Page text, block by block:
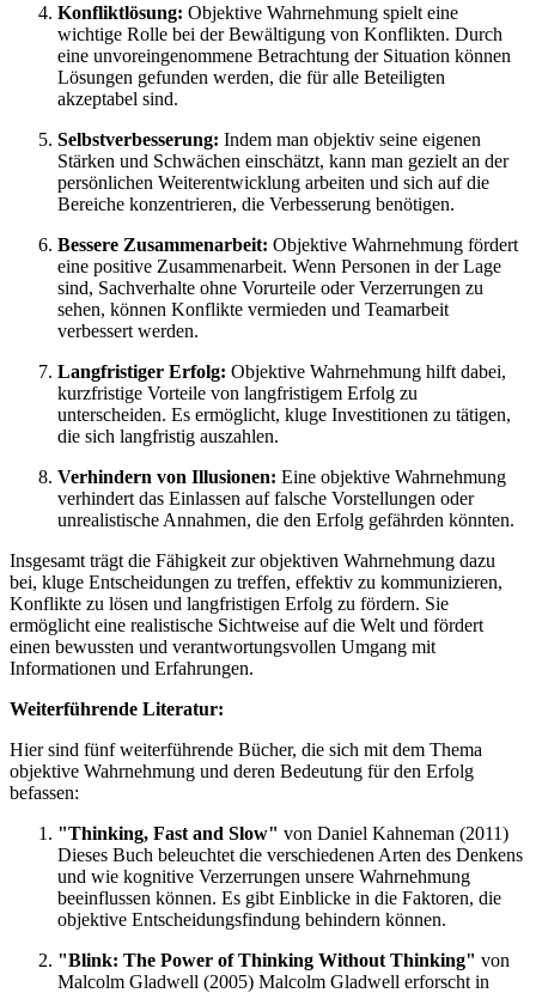
Konfliktlösung: Objektive Wahrnehmung spielt eine
wichtige Rolle bei der Bewältigung von Konflikten. Durch
eine unvoreingenommene Betrachtung der Situation können
Lösungen gefunden werden, die für alle Beteiligten
akzeptabel sind.
Selbstverbesserung: Indem man objektiv seine eigenen
Stärken und Schwächen einschätzt, kann man gezielt an der
persönlichen Weiterentwicklung arbeiten und sich auf die
Bereiche konzentrieren, die Verbesserung benötigen.
Bessere Zusammenarbeit: Objektive Wahrnehmung fördert
eine positive Zusammenarbeit. Wenn Personen in der Lage
sind, Sachverhalte ohne Vorurteile oder Verzerrungen zu
sehen, können Konflikte vermieden und Teamarbeit
verbessert werden.
Langfristiger Erfolg: Objektive Wahrnehmung hilft dabei,
kurzfristige Vorteile von langfristigem Erfolg zu
unterscheiden. Es ermöglicht, kluge Investitionen zu tätigen,
die sich langfristig auszahlen.
Verhindern von Illusionen: Eine objektive Wahrnehmung
verhindert das Einlassen auf falsche Vorstellungen oder
unrealistische Annahmen, die den Erfolg gefährden könnten.
Insgesamt trägt die Fähigkeit zur objektiven Wahrnehmung dazu
bei, kluge Entscheidungen zu treffen, effektiv zu kommunizieren,
Konflikte zu lösen und langfristigen Erfolg zu fördern. Sie
ermöglicht eine realistische Sichtweise auf die Welt und fördert
einen bewussten und verantwortungsvollen Umgang mit
Informationen und Erfahrungen.
Weiterführende Literatur:
Hier sind fünf weiterführende Bücher, die sich mit dem Thema
objektive Wahrnehmung und deren Bedeutung für den Erfolg
befassen:
"Thinking, Fast and Slow" von Daniel Kahneman (2011)
Dieses Buch beleuchtet die verschiedenen Arten des Denkens
und wie kognitive Verzerrungen unsere Wahrnehmung
beeinflussen können. Es gibt Einblicke in die Faktoren, die
objektive Entscheidungsfindung behindern können.
"Blink: The Power of Thinking Without Thinking" von
Malcolm Gladwell (2005) Malcolm Gladwell erforscht in